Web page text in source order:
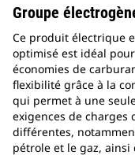
Groupe
Ce produit électrique
optimisé est idéal
économies de
flexibilité grâce à la
qui permet à une
exigences de charges
différentes,
pétrole et le gaz,